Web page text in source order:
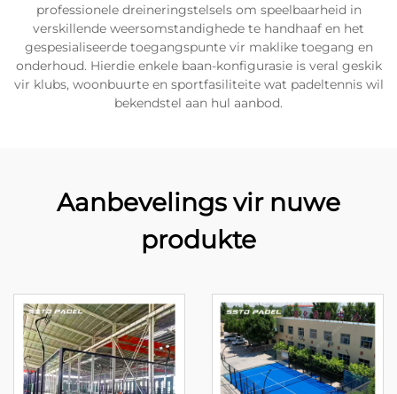
professionele dreineringstelsels om speelbaarheid in
verskillende weersomstandighede te handhaaf en het
gespesialiseerde toegangspunte vir maklike toegang en
onderhoud. Hierdie enkele baan-konfigurasie is veral geskik
vir klubs, woonbuurte en sportfasiliteite wat padeltennis wil
bekendstel aan hul aanbod.
Aanbevelings vir nuwe
produkte